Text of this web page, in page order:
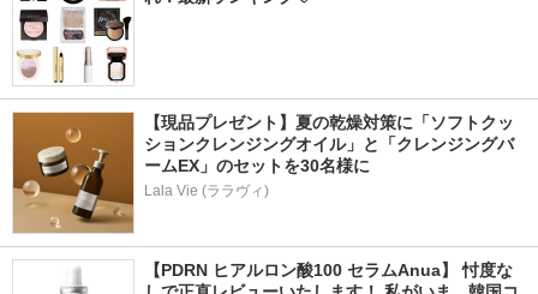
【現品プレゼント】夏の乾燥対策に「ソフトクッ
ションクレンジングオイル」と「クレンジングバ
ームEX」のセットを30名様に
Lala Vie (ララヴィ)
【PDRN ヒアルロン酸100 セラムAnua】 忖度な